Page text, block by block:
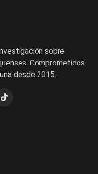
sobre
Comprometidos
desde 2015.